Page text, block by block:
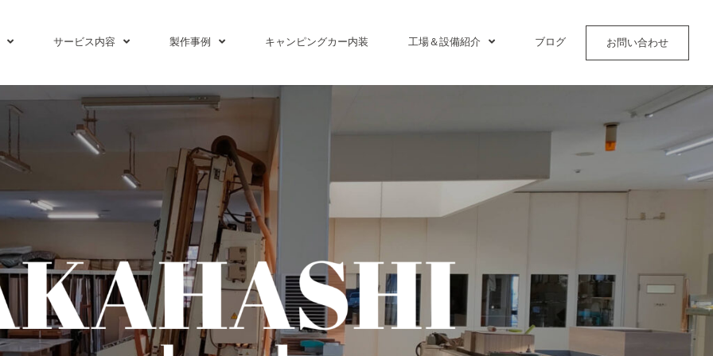
サービス内容 製作事例 キャンピングカー内装 工場＆設備紹介 ブログ お問い合わせ